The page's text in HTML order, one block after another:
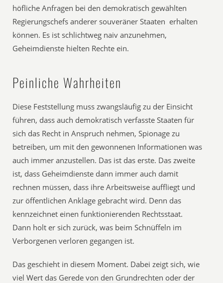
höfliche Anfragen bei den demokratisch gewählten
Regierungschefs anderer souveräner Staaten  erhalten
können. Es ist schlichtweg naiv anzunehmen,
Geheimdienste hielten Rechte ein.
Peinliche Wahrheiten
Diese Feststellung muss zwangsläufig zu der Einsicht
führen, dass auch demokratisch verfasste Staaten für
sich das Recht in Anspruch nehmen, Spionage zu
betreiben, um mit den gewonnenen Informationen was
auch immer anzustellen. Das ist das erste. Das zweite
ist, dass Geheimdienste dann immer auch damit
rechnen müssen, dass ihre Arbeitsweise auffliegt und
zur öffentlichen Anklage gebracht wird. Denn das
kennzeichnet einen funktionierenden Rechtsstaat.
Dann holt er sich zurück, was beim Schnüffeln im
Verborgenen verloren gegangen ist.
Das geschieht in diesem Moment. Dabei zeigt sich, wie
viel Wert das Gerede von den Grundrechten oder der